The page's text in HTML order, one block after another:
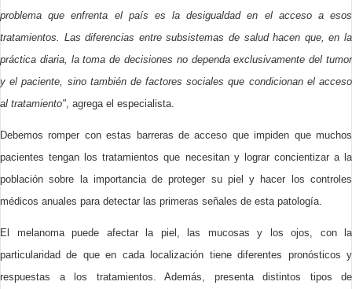
problema que enfrenta el país es la desigualdad en el acceso a esos
tratamientos. Las diferencias entre subsistemas de salud hacen que, en la
práctica diaria, la toma de decisiones no dependa exclusivamente del tumor
y el paciente, sino también de factores sociales que condicionan el acceso
al tratamiento", agrega el especialista.
Debemos romper con estas barreras de acceso que impiden que muchos
pacientes tengan los tratamientos que necesitan y lograr concientizar a la
población sobre la importancia de proteger su piel y hacer los controles
médicos anuales para detectar las primeras señales de esta patología.
El melanoma puede afectar la piel, las mucosas y los ojos, con la
particularidad de que en cada localización tiene diferentes pronósticos y
respuestas a los tratamientos. Además, presenta distintos tipos de